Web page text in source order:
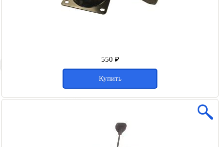
550 ₽
Купить